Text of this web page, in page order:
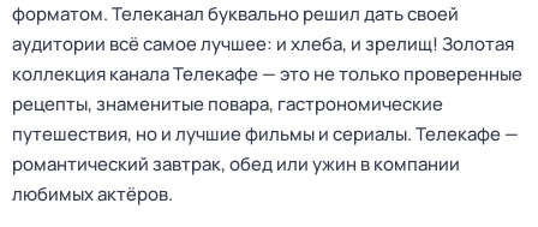
форматом. Телеканал буквально решил дать своей
аудитории всё самое лучшее: и хлеба, и зрелищ! Золотая
коллекция канала Телекафе — это не только проверенные
рецепты, знаменитые повара, гастрономические
путешествия, но и лучшие фильмы и сериалы. Телекафе —
романтический завтрак, обед или ужин в компании
любимых актёров.